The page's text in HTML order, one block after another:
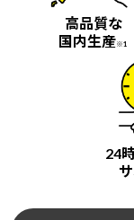
高品質な
国内生産※1
24